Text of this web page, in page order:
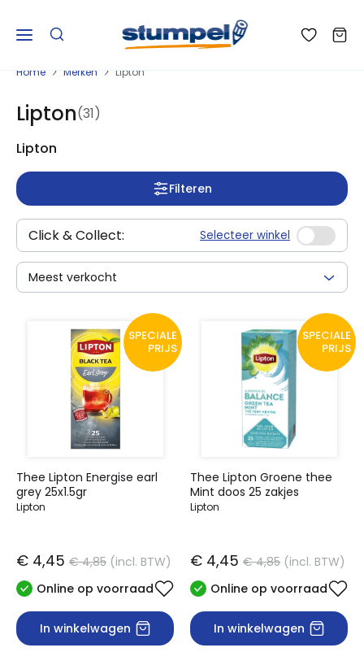
Home Merken Lipton
Lipton(31)
Lipton
Filteren
Click & Collect: Selecteer winkel
Meest verkocht
SPECIALE
PRIJS
Thee Lipton Energise earl
grey 25x1.5gr
Lipton
€ 4,45 € 4,85 (incl. BTW)
Online op voorraad
In winkelwagen
SPECIALE
PRIJS
Thee Lipton Groene thee
Mint doos 25 zakjes
Lipton
€ 4,45 € 4,85 (incl. BTW)
Online op voorraad
In winkelwagen